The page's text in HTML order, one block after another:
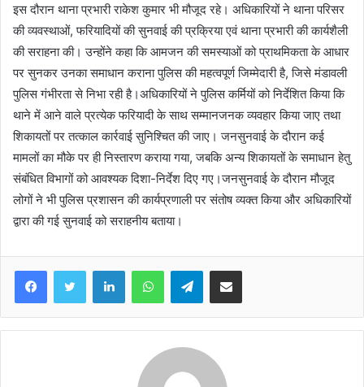
इस दौरान थाना प्रभारी राकेश कुमार भी मौजूद रहे। अधिकारियों ने थाना परिसर
की व्यवस्थाओं, फरियादियों की सुनवाई की प्रक्रिया एवं थाना प्रभारी की कार्यशैली
की सराहना की। उन्होंने कहा कि आमजन की समस्याओं को प्राथमिकता के आधार
पर सुनकर उनका समाधान कराना पुलिस की महत्वपूर्ण जिम्मेदारी है, जिसे मंडावली
पुलिस गंभीरता से निभा रही है।अधिकारियों ने पुलिस कर्मियों को निर्देशित किया कि
थाने में आने वाले प्रत्येक फरियादी के साथ सम्मानजनक व्यवहार किया जाए तथा
शिकायतों पर तत्काल कार्रवाई सुनिश्चित की जाए। जनसुनवाई के दौरान कई
मामलों का मौके पर ही निस्तारण कराया गया, जबकि अन्य शिकायतों के समाधान हेतु
संबंधित विभागों को आवश्यक दिशा-निर्देश दिए गए।जनसुनवाई के दौरान मौजूद
लोगों ने भी पुलिस प्रशासन की कार्यप्रणाली पर संतोष व्यक्त किया और अधिकारियों
द्वारा की गई सुनवाई को सराहनीय बताया।
Telegram